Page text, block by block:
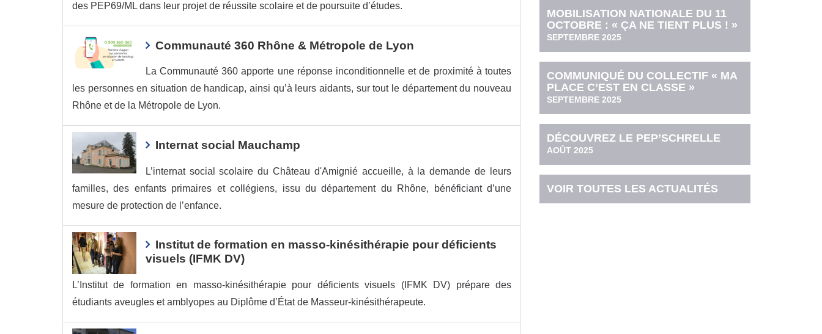
des PEP69/ML dans leur projet de réussite scolaire et de poursuite d’études.
Communauté 360 Rhône & Métropole de Lyon
La Communauté 360 apporte une réponse inconditionnelle et de proximité à toutes
les personnes en situation de handicap, ainsi qu’à leurs aidants, sur tout le département du nouveau
Rhône et de la Métropole de Lyon.
Internat social Mauchamp
L’internat social scolaire du Château d'Amignié accueille, à la demande de leurs
familles, des enfants primaires et collégiens, issu du département du Rhône, bénéficiant d’une
mesure de protection de l’enfance.
Institut de formation en masso-kinésithérapie pour déficients
visuels (IFMK DV)
L’Institut de formation en masso-kinésithérapie pour déficients visuels (IFMK DV) prépare des
étudiants aveugles et amblyopes au Diplôme d’État de Masseur-kinésithérapeute.
MOBILISATION NATIONALE DU 11
OCTOBRE : « ÇA NE TIENT PLUS ! »
SEPTEMBRE 2025
COMMUNIQUÉ DU COLLECTIF « MA
PLACE C’EST EN CLASSE »
SEPTEMBRE 2025
DÉCOUVREZ LE PEP’SCHRELLE
AOÛT 2025
VOIR TOUTES LES ACTUALITÉS